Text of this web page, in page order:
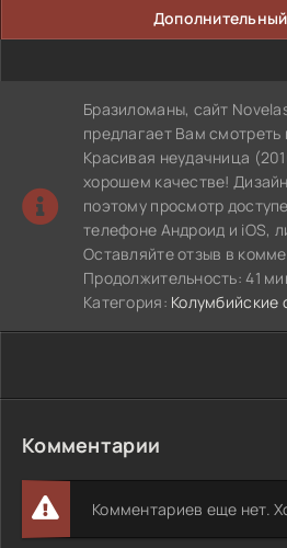
Бразиломаны, сайт
предлагает Вам
Красивая неудачница
хорошем качестве!
поэтому просмотр
телефоне Андроид и iOS,
Оставляйте отзыв в
Продолжительность: 41
Категория: Колумбийские
Комментарии
Комментариев еще нет.